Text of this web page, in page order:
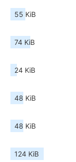
55 KiB
74 KiB
24 KiB
48 KiB
48 KiB
124 KiB